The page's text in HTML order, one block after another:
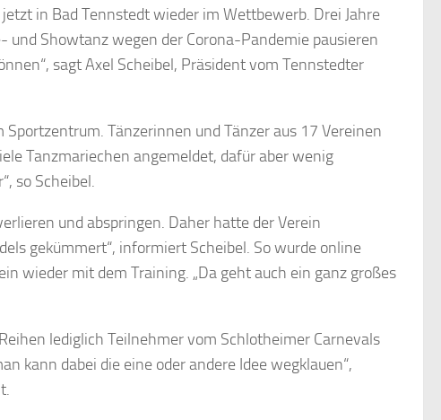
in Bad Tennstedt wieder im Wettbewerb. Drei Jahre
Showtanz wegen der Corona-Pandemie pausieren
sagt Axel Scheibel, Präsident vom Tennstedter
Tänzerinnen und Tänzer aus 17 Vereinen
Tanzmariechen angemeldet, dafür aber wenig
so Scheibel.
und abspringen. Daher hatte der Verein
gekümmert“, informiert Scheibel. So wurde online
wieder mit dem Training. „Da geht auch ein ganz großes
lediglich Teilnehmer vom Schlotheimer Carnevals
kann dabei die eine oder andere Idee wegklauen“,